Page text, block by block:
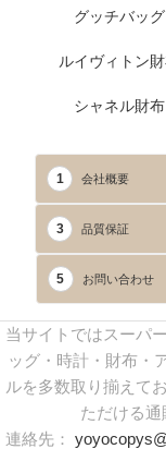
グッチバッグ
ルイヴィトン
シャネル財布
1 会社概要
3 品質保証
5 お問い合わせ
当サイトではスーパ
ッグ・時計・財布・
ルを多数取り揃えて
ただける通
連絡先：